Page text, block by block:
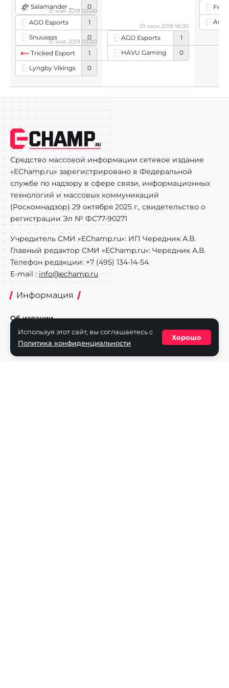
Salamander Gaming
0
AGO Esports
1
Snuussss
0
31 мая 2019 03:00
Tricked Esport
1
Lyngby Vikings
0
31 мая 2019 03:00 AGO Esports
1
HAVU Gaming
0
01 июн 2019 18:00
Средство массовой информации сетевое издание
«EChamp.ru» зарегистрировано в Федеральной
службе по надзору в сфере связи, информационных
технологий и массовых коммуникаций
(Роскомнадзор) 29 октября 2025 г., свидетельство о
регистрации Эл № ФС77-90271
Учредитель СМИ «EChamp.ru»: ИП Чередник А.В.
Главный редактор СМИ «EChamp.ru»: Чередник А.В.
Телефон редакции: +7 (495) 134-14-54
E-mail : info@echamp.ru
Информация
Об издании
Реклама на портале
Политика конфиденциальности
Используя этот сайт, вы соглашаетесь с
Политика конфиденциальности
Хорошо